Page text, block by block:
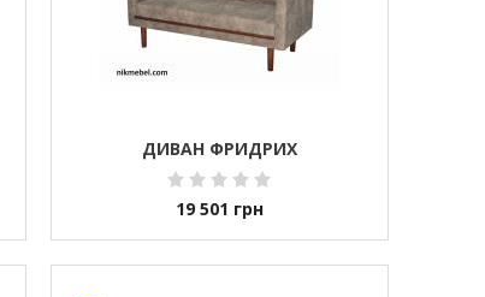
ДИВАН ФРИДРИХ
19 501 грн